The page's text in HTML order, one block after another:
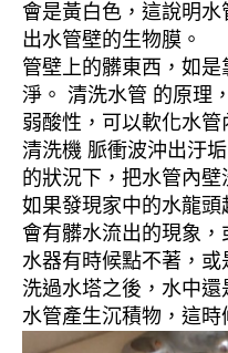
會是黃白色，這說明
出水管壁的生物膜。
管壁上的髒東西，如
淨。 清洗水管 的原理
弱酸性，可以軟化水
清洗機 脈衝波沖出汙
的狀況下，把水管內壁
如果發現家中的水龍頭
會有髒水流出的現象
水器有時候點不著，
洗過水塔之後，水中
水管產生沉積物，這